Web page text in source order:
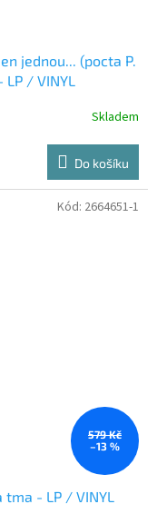
jednou... (pocta P.
/ VINYL
Skladem
Do košíku
579 Kč
–13 %
tma - LP / VINYL
Kód: 2664651-1